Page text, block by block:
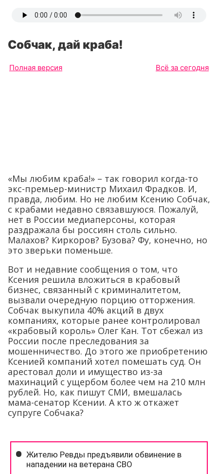
Собчак, дай краба!
Полная версия Всё за сегодня
«Мы любим краба!» – так говорил когда-то
экс-премьер-министр Михаил Фрадков. И,
правда, любим. Но не любим Ксению Собчак,
с крабами недавно связавшуюся. Пожалуй,
нет в России медиаперсоны, которая
раздражала бы россиян столь сильно.
Малахов? Киркоров? Бузова? Фу, конечно, но
это зверьки поменьше.
Вот и недавние сообщения о том, что
Ксения решила вложиться в крабовый
бизнес, связанный с криминалитетом,
вызвали очередную порцию отторжения.
Собчак выкупила 40% акций в двух
компаниях, которые ранее контролировал
«крабовый король» Олег Кан. Тот сбежал из
России после преследования за
мошенничество. До этого же приобретению
Ксенией компаний хотел помешать суд. Он
арестовал доли и имущество из-за
махинаций с ущербом более чем на 210 млн
рублей. Но, как пишут СМИ, вмешалась
мама-сенатор Ксении. А кто ж откажет
супруге Собчака?